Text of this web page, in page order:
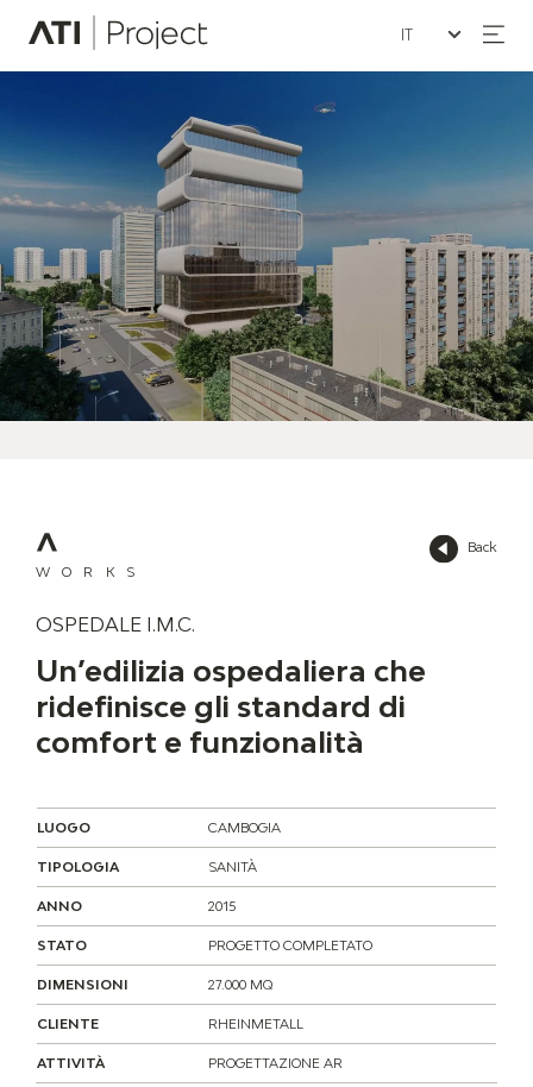
ATI Project
Seleziona la
Back
WORKS
OSPEDALE I.M.C.
Un’edilizia ospedaliera che
ridefinisce gli standard di
comfort e funzionalità
LUOGO CAMBOGIA
TIPOLOGIA SANITÀ
ANNO 2015
STATO PROGETTO COMPLETATO
DIMENSIONI 27.000 MQ
CLIENTE RHEINMETALL
ATTIVITÀ PROGETTAZIONE AR